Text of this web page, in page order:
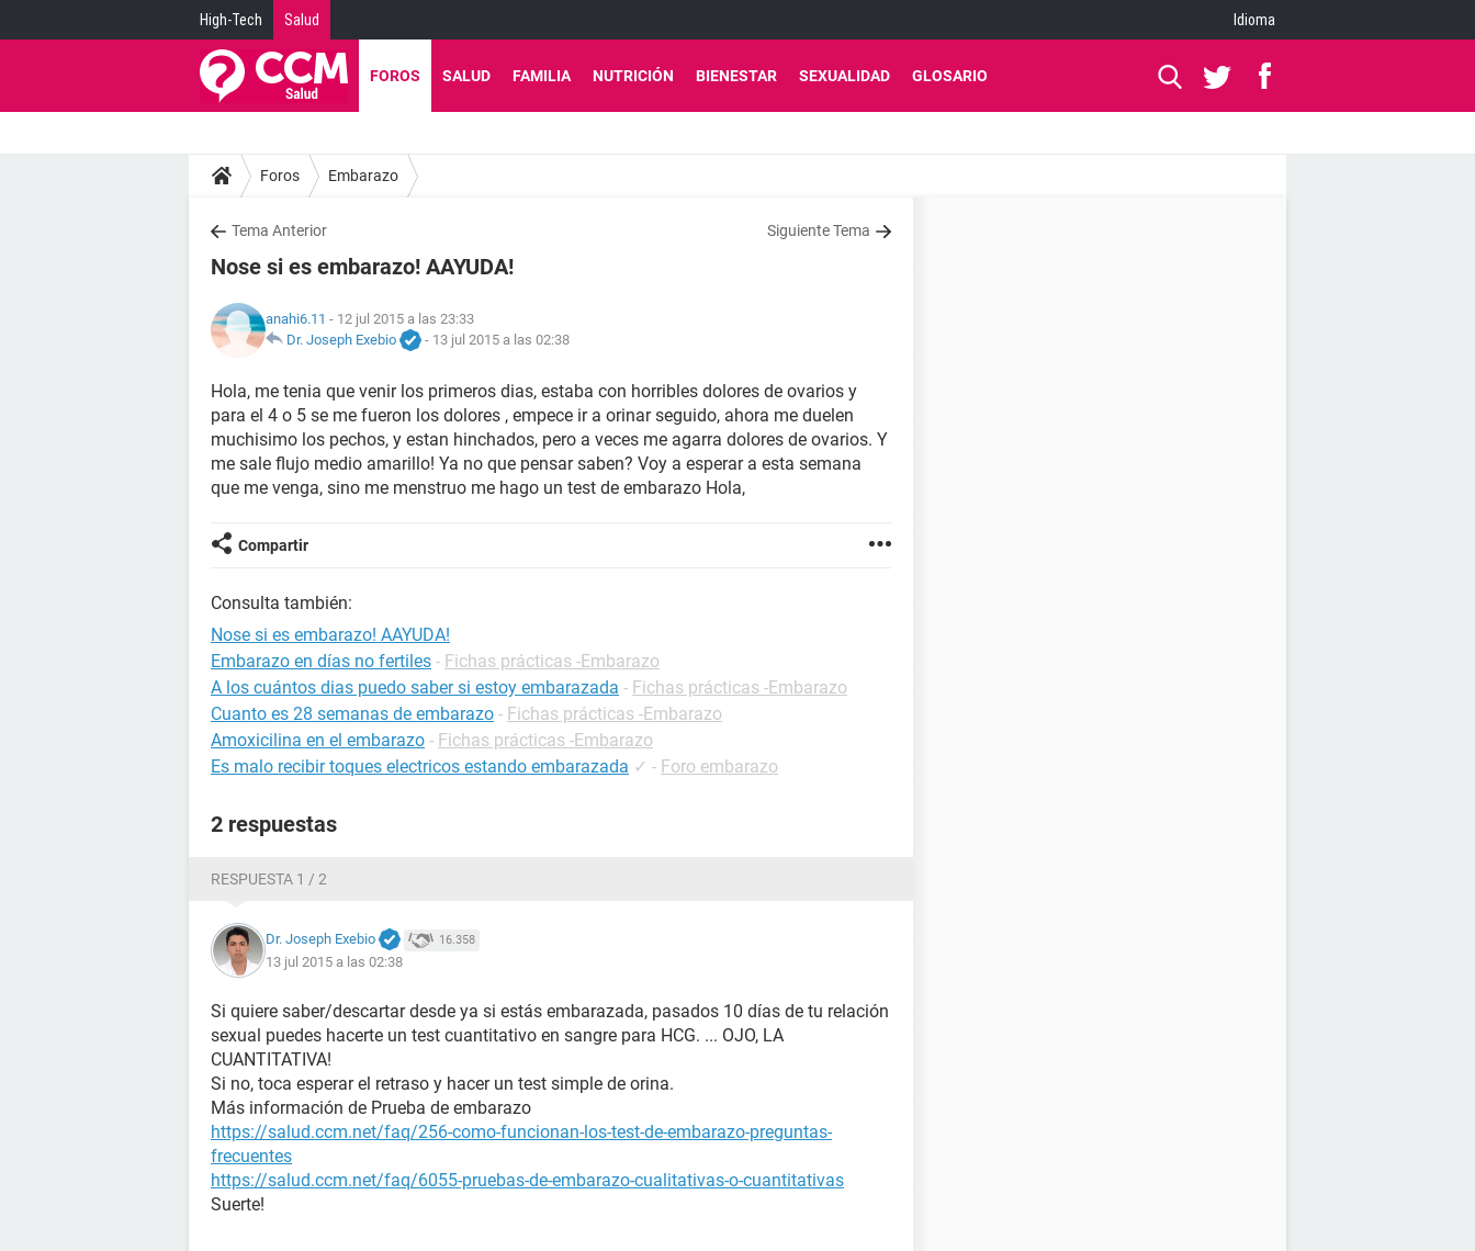
High-Tech Salud Idioma
FOROS SALUD FAMILIA NUTRICIÓN BIENESTAR SEXUALIDAD GLOSARIO
Foros Embarazo
Tema Anterior Siguiente Tema
Nose si es embarazo! AAYUDA!
anahi6.11 - 12 jul 2015 a las 23:33
Dr. Joseph Exebio
- 13 jul 2015 a las 02:38
Hola, me tenia que venir los primeros dias, estaba con horribles dolores de ovarios y
para el 4 o 5 se me fueron los dolores , empece ir a orinar seguido, ahora me duelen
muchisimo los pechos, y estan hinchados, pero a veces me agarra dolores de ovarios. Y
me sale flujo medio amarillo! Ya no que pensar saben? Voy a esperar a esta semana
que me venga, sino me menstruo me hago un test de embarazo Hola,
Compartir
Consulta también:
Nose si es embarazo! AAYUDA!
Embarazo en días no fertiles - Fichas prácticas -Embarazo
A los cuántos dias puedo saber si estoy embarazada - Fichas prácticas -Embarazo
Cuanto es 28 semanas de embarazo - Fichas prácticas -Embarazo
Amoxicilina en el embarazo - Fichas prácticas -Embarazo
Es malo recibir toques electricos estando embarazada ✓ - Foro embarazo
2 respuestas
RESPUESTA 1 / 2
Dr. Joseph Exebio 16.358
13 jul 2015 a las 02:38
Si quiere saber/descartar desde ya si estás embarazada, pasados 10 días de tu relación
sexual puedes hacerte un test cuantitativo en sangre para HCG. ... OJO, LA
CUANTITATIVA!
Si no, toca esperar el retraso y hacer un test simple de orina.
Más información de Prueba de embarazo
https://salud.ccm.net/faq/256-como-funcionan-los-test-de-embarazo-preguntas-
frecuentes
https://salud.ccm.net/faq/6055-pruebas-de-embarazo-cualitativas-o-cuantitativas
Suerte!